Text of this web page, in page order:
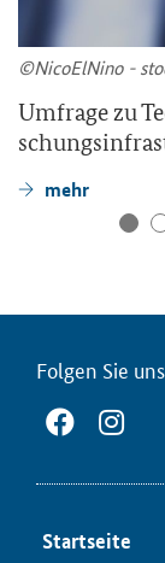
©Ni­co­ElNi­no -
Um­fra­ge zu
mehr
Fol­gen Sie
Start­sei­te